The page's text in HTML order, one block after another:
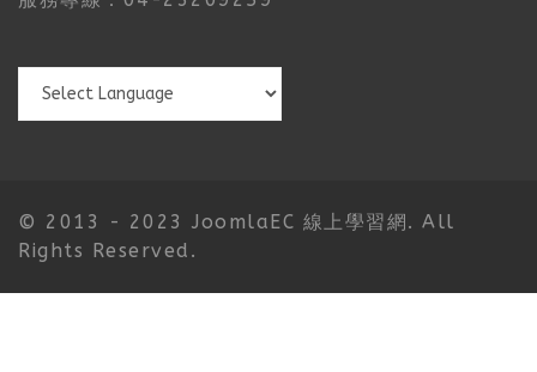
© 2013 - 2023 JoomlaEC 線上學習網. All
Rights Reserved.